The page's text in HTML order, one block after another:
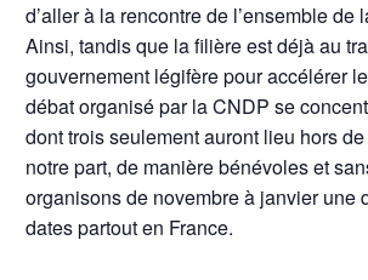
d’aller à la rencontre de l’ensemble de
Ainsi, tandis que la filière est déjà au
gouvernement légifère pour accélérer
débat organisé par la CNDP se
dont trois seulement auront lieu hors
notre part, de manière bénévoles et
organisons de novembre à janvier une
dates partout en France.